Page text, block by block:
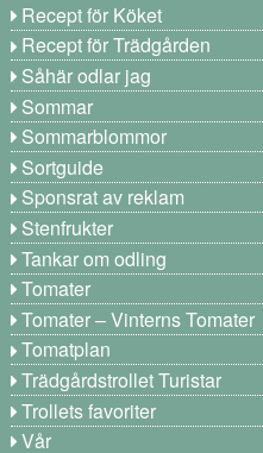
Recept för Köket
Recept för Trädgården
Såhär odlar jag
Sommar
Sommarblommor
Sortguide
Sponsrat av reklam
Stenfrukter
Tankar om odling
Tomater
Tomater – Vinterns Tomater
Tomatplan
Trädgårdstrollet Turistar
Trollets favoriter
Vår